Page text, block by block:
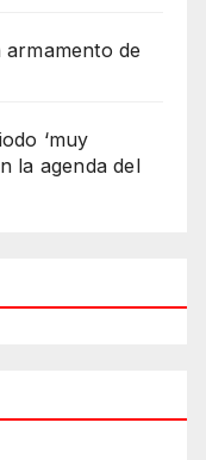
de
‘muy
la agenda del